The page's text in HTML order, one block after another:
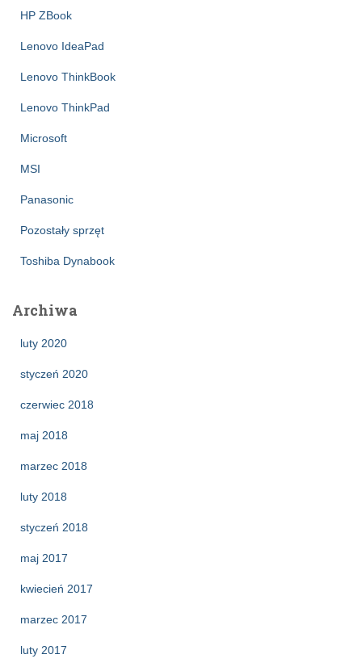
HP ZBook
Lenovo IdeaPad
Lenovo ThinkBook
Lenovo ThinkPad
Microsoft
MSI
Panasonic
Pozostały sprzęt
Toshiba Dynabook
Archiwa
luty 2020
styczeń 2020
czerwiec 2018
maj 2018
marzec 2018
luty 2018
styczeń 2018
maj 2017
kwiecień 2017
marzec 2017
luty 2017